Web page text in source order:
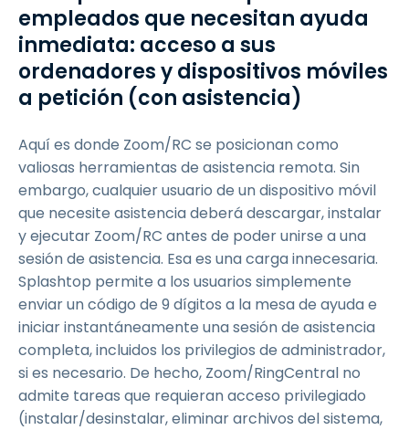
empleados que necesitan ayuda
inmediata: acceso a sus
ordenadores y dispositivos móviles
a petición (con asistencia)
Aquí es donde Zoom/RC se posicionan como
valiosas herramientas de asistencia remota. Sin
embargo, cualquier usuario de un dispositivo móvil
que necesite asistencia deberá descargar, instalar
y ejecutar Zoom/RC antes de poder unirse a una
sesión de asistencia. Esa es una carga innecesaria.
Splashtop permite a los usuarios simplemente
enviar un código de 9 dígitos a la mesa de ayuda e
iniciar instantáneamente una sesión de asistencia
completa, incluidos los privilegios de administrador,
si es necesario. De hecho, Zoom/RingCentral no
admite tareas que requieran acceso privilegiado
(instalar/desinstalar, eliminar archivos del sistema,